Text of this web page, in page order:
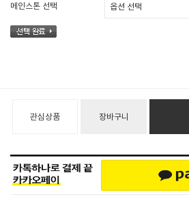
메인스톤 선택
관심상품 장바구니